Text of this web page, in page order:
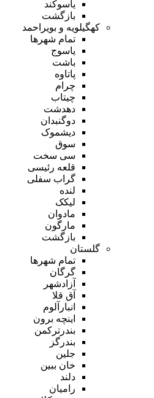
یاسوکند
بازگشت
کهگیلویه و بویراحمد
تمام شهر‌ها
یاسوج
باشت
پاتاوه
چرام
چیتاب
دهدشت
دوگنبدان
دیشموک
سوق
سی سخت
قلعه رئیسی
گراب سفلی
لنده
لیکک
مادوان
مارگون
بازگشت
گلستان
تمام شهر‌ها
گرگان
آزادشهر
آق قلا
انبارآلوم
اینچه برون
بندرترکمن
بندرگز
جلین
خان ببین
دلند
رامیان